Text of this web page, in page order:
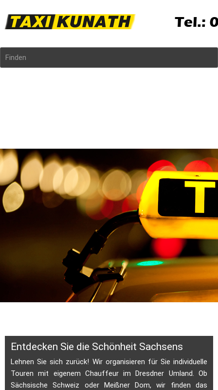
Finden
Entdecken Sie die Schönheit Sachsens
Lehnen Sie sich zurück! Wir organisieren für Sie individuelle
Touren mit eigenem Chauffeur im Dresdner Umland. Ob
Sächsische Schweiz oder Meißner Dom, wir finden das